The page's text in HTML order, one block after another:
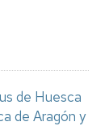
de Huesca
de Aragón y